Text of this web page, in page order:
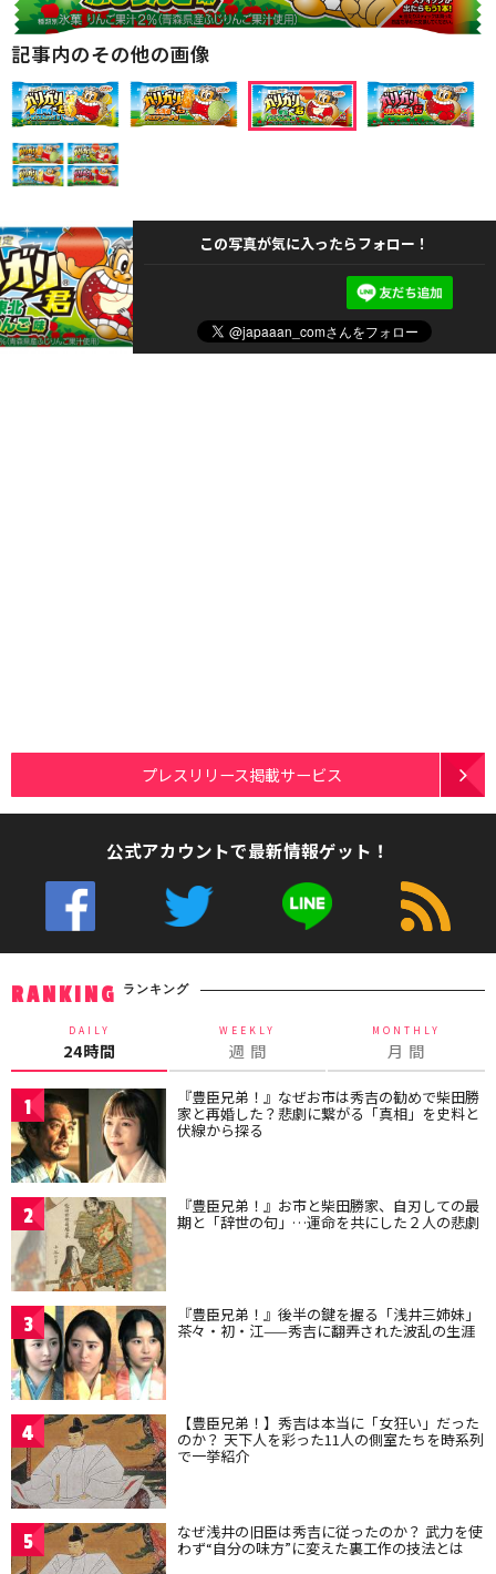
記事内のその他の画像
この写真が気に入ったらフォロー！
プレスリリース掲載サービス
公式アカウントで最新情報ゲット！
RANKING ランキング
DAILY
24時間
WEEKLY
週 間
MONTHLY
月 間
1 『豊臣兄弟！』なぜお市は秀吉の勧めで柴田勝
家と再婚した？悲劇に繋がる「真相」を史料と
伏線から探る
2 『豊臣兄弟！』お市と柴田勝家、自刃しての最
期と「辞世の句」…運命を共にした２人の悲劇
3 『豊臣兄弟！』後半の鍵を握る「浅井三姉妹」
茶々・初・江——秀吉に翻弄された波乱の生涯
4 【豊臣兄弟！】秀吉は本当に「女狂い」だった
のか？ 天下人を彩った11人の側室たちを時系列
で一挙紹介
5 なぜ浅井の旧臣は秀吉に従ったのか？ 武力を使
わず“自分の味方”に変えた裏工作の技法とは